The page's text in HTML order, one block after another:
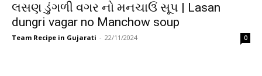
લસણ ડુંગળી વગર નો મનચાઉં સૂપ | Lasan
dungri vagar no Manchow soup
Team Recipe in Gujarati - 22/11/2024 0